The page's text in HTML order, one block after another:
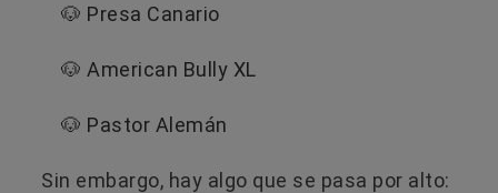
🐶 Presa Canario
🐶 American Bully XL
🐶 Pastor Alemán
Sin embargo, hay algo que se pasa por alto: